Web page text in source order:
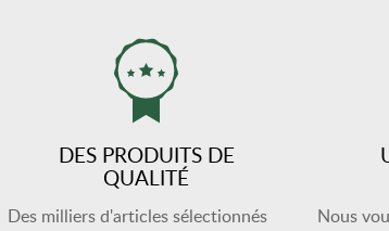
DES PRODUITS DE
QUALITÉ
Des milliers d'articles sélectionnés
Nous